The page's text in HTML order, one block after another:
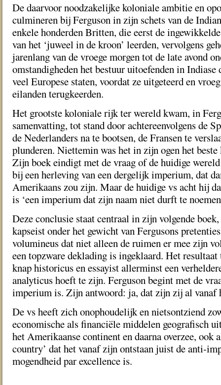
De daarvoor noodzakelijke koloniale ambitie en
culmineren bij Ferguson in zijn schets van de
enkele honderden Britten, die eerst de
van het ‘juweel in de kroon’ leerden, vervolgens
jarenlang van de vroege morgen tot de late avond
omstandigheden het bestuur uitoefenden in
veel Europese staten, voordat ze uitgeteerd en
eilanden terugkeerden.
Het grootste koloniale rijk ter wereld kwam, in
samenvatting, tot stand door achtereenvolgens de
de Nederlanders na te bootsen, de Fransen te
plunderen. Niettemin was het in zijn ogen het
Zijn boek eindigt met de vraag of de huidige
bij een herleving van een dergelijk imperium, dat
Amerikaans zou zijn. Maar de huidige vs acht hij
is ‘een imperium dat zijn naam niet durft te
Deze conclusie staat centraal in zijn volgende
kapseist onder het gewicht van Fergusons
volumineus dat niet alleen de ruimen er mee zijn
een topzware deklading is ingeklaard. Het resultaat
knap historicus en essayist allerminst een
analyticus hoeft te zijn. Ferguson begint met de
imperium is. Zijn antwoord: ja, dat zijn zij al vanaf
De vs heeft zich onophoudelijk en nietsontziend
economische als financiële middelen geografisch
het Amerikaanse continent en daarna overzee, ook
country’ dat het vanaf zijn ontstaan juist de anti-
mogendheid par excellence is.